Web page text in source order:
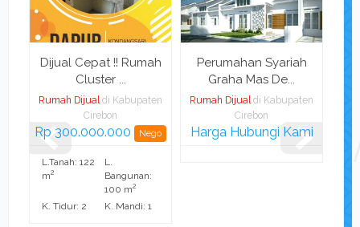
Dijual Cepat !! Rumah
Cluster ...
Rumah Dijual di Kabupaten
Cirebon
Rp 300.000.000 Nego
L.Tanah: 122
m2
L.
Bangunan:
100 m2
K. Tidur: 2 K. Mandi: 1
Perumahan Syariah
Graha Mas De...
Rumah Dijual di Kabupaten
Cirebon
Harga Hubungi Kami